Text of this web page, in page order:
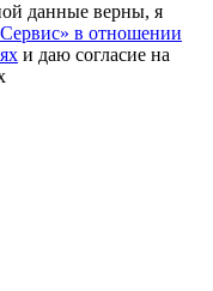
данные верны, я
в отношении
и даю согласие на